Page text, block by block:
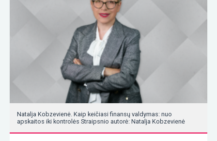
Natalja Kobzevienė. Kaip keičiasi finansų valdymas: nuo
apskaitos iki kontrolės Straipsnio autorė: Natalja Kobzevienė